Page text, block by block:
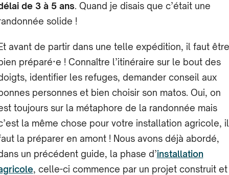
de 3 à 5 ans. Quand je disais que c’était une
solide !
avant de partir dans une telle expédition, il faut être
préparé·e ! Connaître l’itinéraire sur le bout des
identifier les refuges, demander conseil aux
personnes et bien choisir son matos. Oui, on
toujours sur la métaphore de la randonnée mais
la même chose pour votre installation agricole, il
la préparer en amont ! Nous avons déjà abordé,
un précédent guide, la phase d’installation
, celle-ci commence par un projet construit et